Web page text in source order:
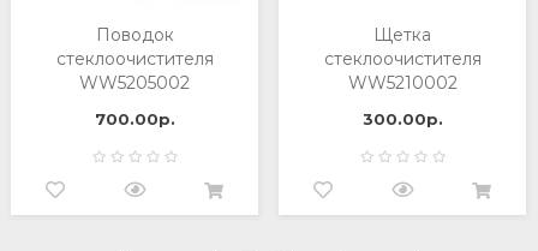
Поводок
стеклоочистителя
WW5205002
700.00р.
Щетка
стеклоочистителя
WW5210002
300.00р.